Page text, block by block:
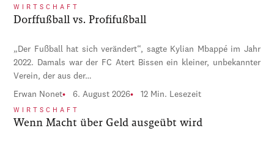
WIRTSCHAFT
Dorffußball vs. Profifußball
„Der Fußball hat sich verändert“, sagte Kylian Mbappé im Jahr
2022. Damals war der FC Atert Bissen ein kleiner, unbekannter
Verein, der aus der…
Erwan Nonet 6. August 2026 12 Min. Lesezeit
WIRTSCHAFT
Wenn Macht über Geld ausgeübt wird